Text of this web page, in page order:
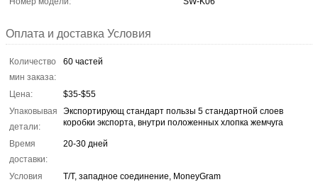
Оплата и доставка Условия
Количество
мин заказа:
60 частей
Цена:
$35-$55
Упаковывая
детали:
Экспортирующ стандарт пользы 5 стандартной слоев
коробки экспорта, внутри положенных хлопка жемчуга
Время
доставки:
20-30 дней
Условия
T/T, западное соединение, MoneyGram